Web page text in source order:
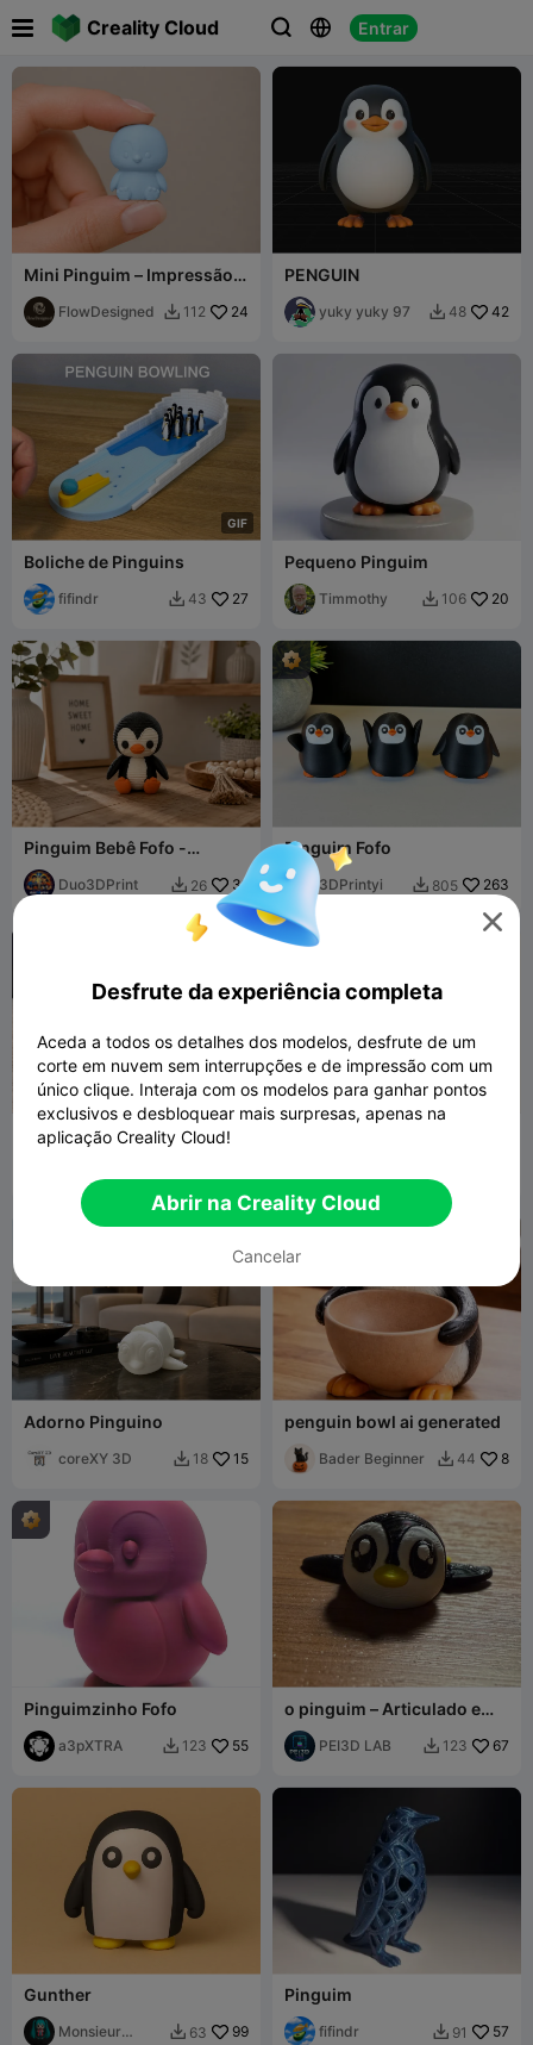
Creality Cloud   Entrar
 
Mini Pinguim – Impressão
Rápida
FlowDesigned  112 24
PENGUIN
yuky yuky 97  48 42
GIF
Boliche de Pinguins
fifindr  43 27
Pequeno Pinguim
Timmothy  106 20
Pinguim Bebê Fofo -
Decoração Adorável de
PinguimDuo3DPrint  26 31
Pinguim Fofo
3DPrintyi  805 263
Pinguim Fofo
OGS
Adorno Pinguino
coreXY 3D  18 15
penguin bowl ai generated
Bader Beginner  44 8
Pinguimzinho Fofo
a3pXTRA  123 55
o pinguim – Articulado e
chaveiro
PEI3D LAB  123 67
Gunther
Monsieur
 63 99
Pinguim
fifindr  91 57

Desfrute da experiência completa
Aceda a todos os detalhes dos modelos, desfrute de um
corte em nuvem sem interrupções e de impressão com um
único clique. Interaja com os modelos para ganhar pontos
exclusivos e desbloquear mais surpresas, apenas na
aplicação Creality Cloud!
Abrir na Creality Cloud
Cancelar